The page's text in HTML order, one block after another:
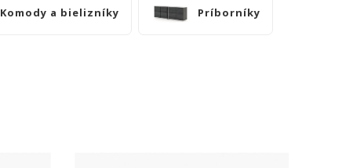
Komody a bielizníky Príborníky